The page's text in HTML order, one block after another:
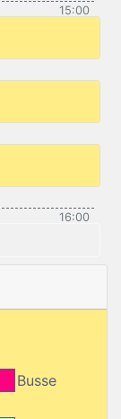
15:00
16:00
Busse